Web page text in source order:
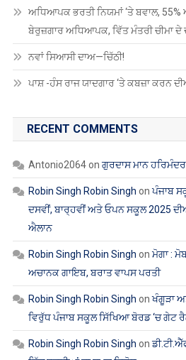
ਪਾਸ਼ -ਹੰਸ ਰਾਜ ਯਾਦਗਾਰ ‘ਤੇ ਕਬਜ਼ਾ ਕਰਨ
RECENT COMMENTS
Robin Singh Robin Singhonਪੰਜਾਬ
ਮੋਗਾ :
ਅਚਾਨਕ ਗਾਇਬ, ਬਰਾਤ ਵਾਪਸ ਪਰਤੀ
Robin Singh Robin Singh
ਵਿਰੁੱਧ ਪੰਜਾਬ ਸਕੂਲ ਸਿੱਖਿਆ ਬੋਰਡ ‘ਚ ਗੇਟ
Robin Singh Robin Singhon
ARCHIVES